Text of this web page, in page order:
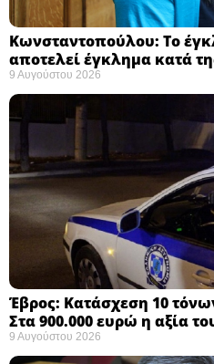
Κωνσταντοπούλου: Το
αποτελεί έγκλημα κατά
9 Αυγούστου 2026
Έβρος: Κατάσχεση 10
Στα 900.000 ευρώ η αξία
9 Αυγούστου 2026